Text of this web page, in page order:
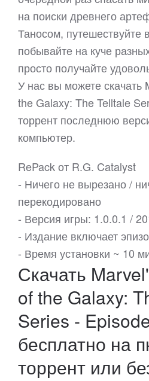
на поиски древнего
Таносом, путешествуйте
побывайте на куче
просто получайте
У нас вы можете скачать
the Galaxy: The Telltale
торрент последнюю
компьютер.
RePack от R.G. Catalyst
- Ничего не вырезано /
перекодировано
- Версия игры: 1.0.0.1 /
- Издание включает
- Время установки ~ 10
Скачать
of the Galaxy:
Series -
бесплатно на
торрент или